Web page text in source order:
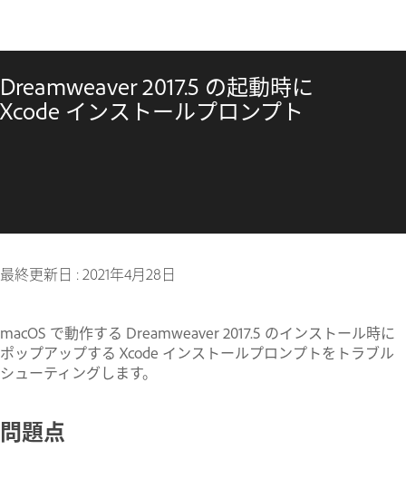
Dreamweaver 2017.5 の起動時に
Xcode インストールプロンプト
最終更新日 :2021年4月28日
macOS で動作する Dreamweaver 2017.5 のインストール時に
ポップアップする Xcode インストールプロンプトをトラブル
シューティングします。
問題点